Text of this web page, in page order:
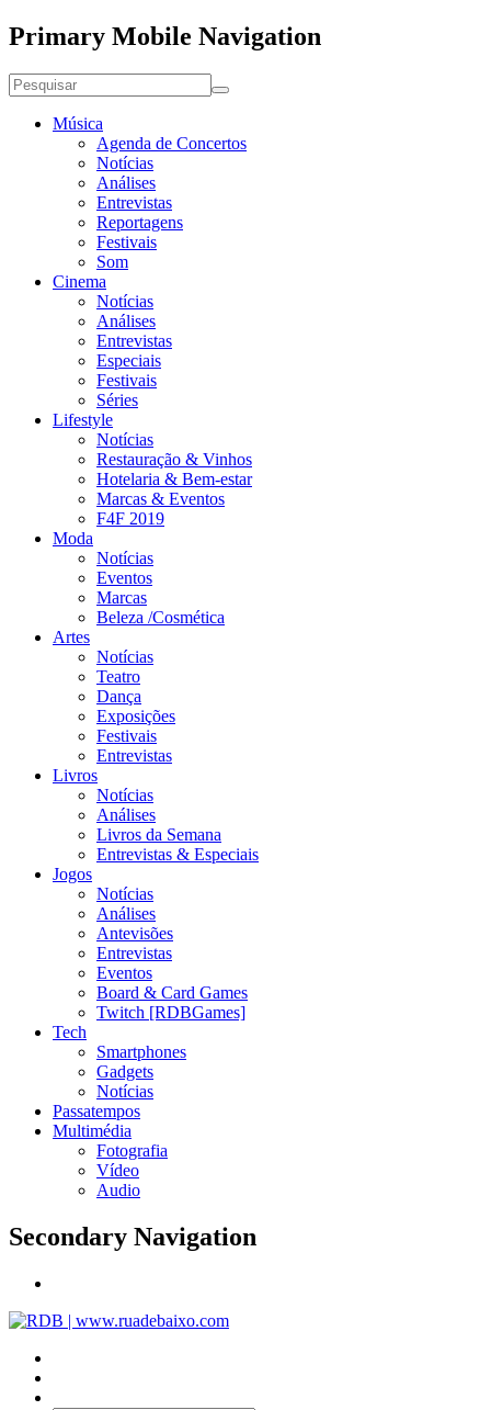
Primary Mobile Navigation
Música
Agenda de Concertos
Notícias
Análises
Entrevistas
Reportagens
Festivais
Som
Cinema
Notícias
Análises
Entrevistas
Especiais
Festivais
Séries
Lifestyle
Notícias
Restauração & Vinhos
Hotelaria & Bem-estar
Marcas & Eventos
F4F 2019
Moda
Notícias
Eventos
Marcas
Beleza /Cosmética
Artes
Notícias
Teatro
Dança
Exposições
Festivais
Entrevistas
Livros
Notícias
Análises
Livros da Semana
Entrevistas & Especiais
Jogos
Notícias
Análises
Antevisões
Entrevistas
Eventos
Board & Card Games
Twitch [RDBGames]
Tech
Smartphones
Gadgets
Notícias
Passatempos
Multimédia
Fotografia
Vídeo
Audio
Secondary Navigation